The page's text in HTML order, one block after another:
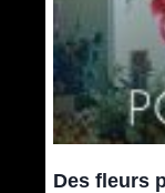
Des fleurs